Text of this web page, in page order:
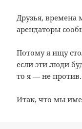
Друзья, времена
арендаторы
Потому я ищу
если эти люди
то я — не против.
Итак, что мы